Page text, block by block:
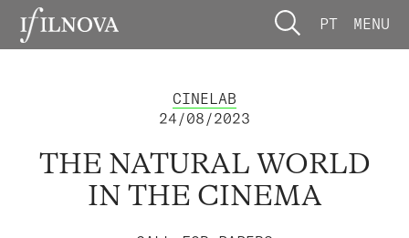
PT MENU
CINELAB
24/08/2023
THE NATURAL WORLD
IN THE CINEMA